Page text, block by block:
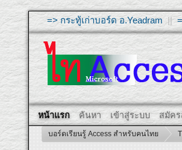
=> กระทู้เก่าบอร์ด อ.Yeadram ||
หน้าแรก ค้นหา เข้าสู่ระบบ สมัค
บอร์ดเรียนรู้ Access สำหรับคนไทย